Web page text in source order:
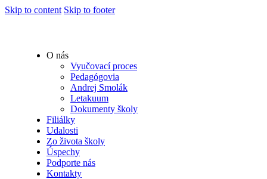
Skip to content Skip to footer
O nás
Vyučovací proces
Pedagógovia
Andrej Smolák
Letakuum
Dokumenty školy
Filiálky
Udalosti
Zo života školy
Úspechy
Podporte nás
Kontakty